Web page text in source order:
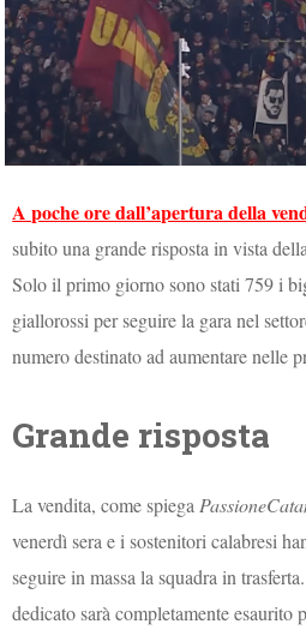
A poche ore dall’apertura della
subito una grande risposta in vista
Solo il primo giorno sono stati 759 i
giallorossi per seguire la gara nel
numero destinato ad aumentare nelle
Grande risposta
La vendita, come spiega
venerdì sera e i sostenitori calabresi
seguire in massa la squadra in
dedicato sarà completamente esaurito